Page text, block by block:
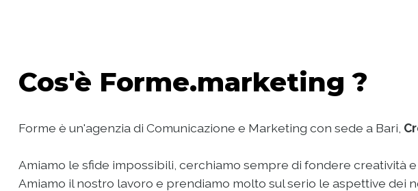
Cos'è Forme.marketing ?
Forme è un'agenzia di Comunicazione e Marketing con sede a Bari,
Amiamo le sfide impossibili, cerchiamo sempre di fondere creatività
Amiamo il nostro lavoro e prendiamo molto sul serio le aspettive dei